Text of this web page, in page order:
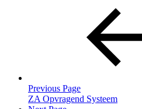
Previous Page
ZA Opvragend Systeem